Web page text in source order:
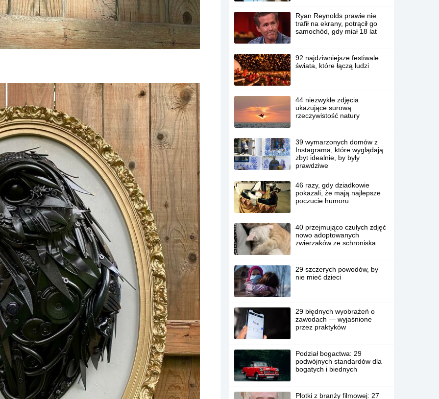
Ryan Reynolds prawie nie
trafił na ekrany, potrącił go
samochód, gdy miał 18 lat
92 najdziwniejsze festiwale
świata, które łączą ludzi
44 niezwykłe zdjęcia
ukazujące surową
rzeczywistość natury
39 wymarzonych domów z
Instagrama, które wyglądają
zbyt idealnie, by były
prawdziwe
46 razy, gdy dziadkowie
pokazali, że mają najlepsze
poczucie humoru
40 przejmująco czułych zdjęć
nowo adoptowanych
zwierzaków ze schroniska
29 szczerych powodów, by
nie mieć dzieci
29 błędnych wyobrażeń o
zawodach — wyjaśnione
przez praktyków
Podział bogactwa: 29
podwójnych standardów dla
bogatych i biednych
Plotki z branży filmowej: 27